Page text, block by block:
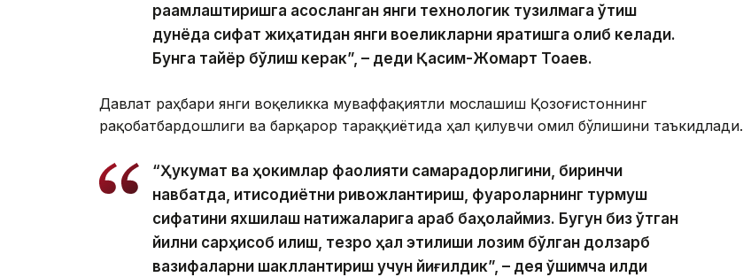
рақамлаштиришга асосланган янги технологик тузилмага ўтиш
дунёда сифат жиҳатидан янги воқеликларни яратишга олиб келади.
Бунга тайёр бўлиш керак”, – деди Қасим-Жомарт Тоқаев.
Давлат раҳбари янги воқеликка муваффақиятли мослашиш Қозоғистоннинг
рақобатбардошлиги ва барқарор тараққиётида ҳал қилувчи омил бўлишини таъкидлади.
“Ҳукумат ва ҳокимлар фаолияти самарадорлигини, биринчи
навбатда, иқтисодиётни ривожлантириш, фуқароларнинг турмуш
сифатини яхшилаш натижаларига қараб баҳолаймиз. Бугун биз ўтган
йилни сарҳисоб қилиш, тезроқ ҳал этилиши лозим бўлган долзарб
вазифаларни шакллантириш учун йиғилдик”, – дея қўшимча қилди